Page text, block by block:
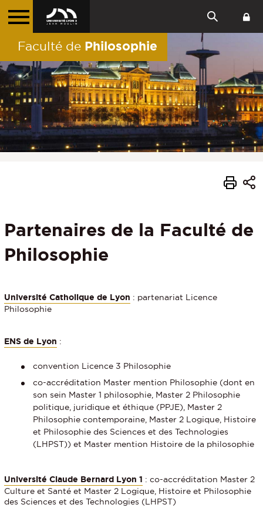
Faculté de Philosophie
Partenaires de la Faculté de
Philosophie
Université Catholique de Lyon : partenariat Licence
Philosophie
ENS de Lyon :
convention Licence 3 Philosophie
co-accréditation Master mention Philosophie (dont en
son sein Master 1 philosophie, Master 2 Philosophie
politique, juridique et éthique (PPJE), Master 2
Philosophie contemporaine, Master 2 Logique, Histoire
et Philosophie des Sciences et des Technologies
(LHPST)) et Master mention Histoire de la philosophie
Université Claude Bernard Lyon 1 : co-accréditation Master 2
Culture et Santé et Master 2 Logique, Histoire et Philosophie
des Sciences et des Technologies (LHPST)